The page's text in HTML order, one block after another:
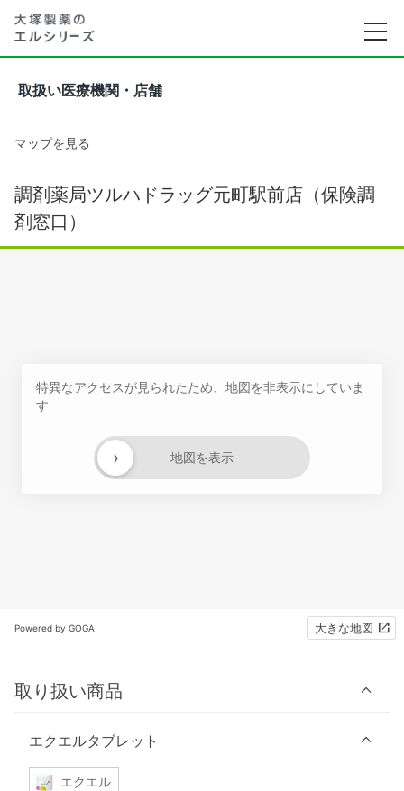
取扱い医療機関・店舗
マップを見る
調剤薬局ツルハドラッグ元町駅前店（保険調
剤窓口）
特異なアクセスが見られたため、地図を非表示にしていま
す
地図を表示
›
Powered by GOGA 大きな地図
取り扱い商品
エクエルタブレット
エクエル